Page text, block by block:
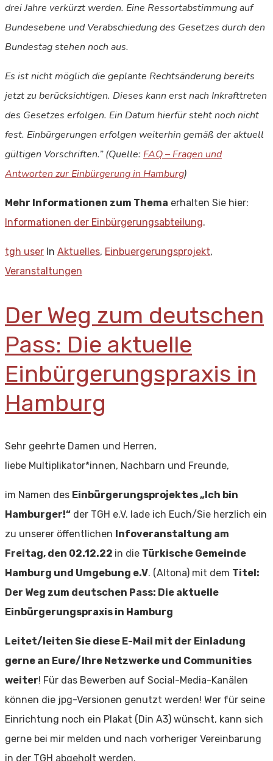
drei Jahre verkürzt werden. Eine Ressortabstimmung auf
Bundesebene und Verabschiedung des Gesetzes durch den
Bundestag stehen noch aus.
Es ist nicht möglich die geplante Rechtsänderung bereits
jetzt zu berücksichtigen. Dieses kann erst nach Inkrafttreten
des Gesetzes erfolgen. Ein Datum hierfür steht noch nicht
fest. Einbürgerungen erfolgen weiterhin gemäß der aktuell
gültigen Vorschriften.” (Quelle: FAQ – Fragen und
Antworten zur Einbürgerung in Hamburg)
Mehr Informationen zum Thema erhalten Sie hier:
Informationen der Einbürgerungsabteilung.
tgh user In Aktuelles, Einbuergerungsprojekt,
Veranstaltungen
Der Weg zum deutschen
Pass: Die aktuelle
Einbürgerungspraxis in
Hamburg
Sehr geehrte Damen und Herren,
liebe Multiplikator*innen, Nachbarn und Freunde,
im Namen des Einbürgerungsprojektes „Ich bin
Hamburger!“ der TGH e.V. lade ich Euch/Sie herzlich ein
zu unserer öffentlichen Infoveranstaltung am
Freitag, den 02.12.22 in die Türkische Gemeinde
Hamburg und Umgebung e.V. (Altona) mit dem Titel:
Der Weg zum deutschen Pass: Die aktuelle
Einbürgerungspraxis in Hamburg
Leitet/leiten Sie diese E-Mail mit der Einladung
gerne an Eure/Ihre Netzwerke und Communities
weiter! Für das Bewerben auf Social-Media-Kanälen
können die jpg-Versionen genutzt werden! Wer für seine
Einrichtung noch ein Plakat (Din A3) wünscht, kann sich
gerne bei mir melden und nach vorheriger Vereinbarung
in der TGH abgeholt werden.